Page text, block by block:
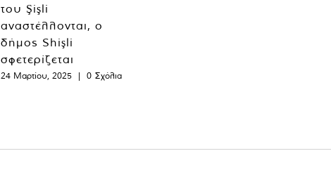
του Şişli
αναστέλλονται, ο
δήμος Shişli
σφετερίζεται
24 Μαρτίου, 2025 | 0 Σχόλια